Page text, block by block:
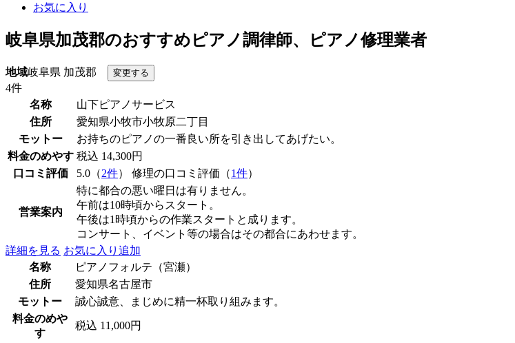
お気に入り
岐阜県加茂郡のおすすめピアノ調律師、ピアノ修理業者
地域岐阜県 加茂郡
4件
名称
山下ピアノサービス
住所
愛知県小牧市小牧原二丁目
モットー
お持ちのピアノの一番良い所を引き出してあげたい。
料金のめやす 税込 14,300円
口コミ評価
5.0（2件） 修理の口コミ評価（1件）
営業案内
特に都合の悪い曜日は有りません。
午前は10時頃からスタート。
午後は1時頃からの作業スタートと成ります。
コンサート、イベント等の場合はその都合にあわせます。
詳細を見る お気に入り追加
名称
ピアノフォルテ（宮瀬）
住所
愛知県名古屋市
モットー
誠心誠意、まじめに精一杯取り組みます。
料金のめや
す
税込 11,000円